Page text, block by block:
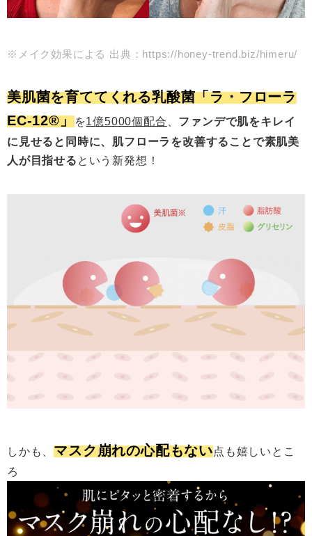
※メイク効果による 出典：https://honey-trend.biz/himeru/
美肌菌を育ててくれる乳酸菌「ラ・フローラ
EC-12®️」を1億5000個配合
ファンデで肌をキレイ
に見せると同時に、肌フローラを改善することで素肌美
人が目指せる という新発想！
しかも、 マスク崩れの心配もない点も嬉しいとこ
ろ